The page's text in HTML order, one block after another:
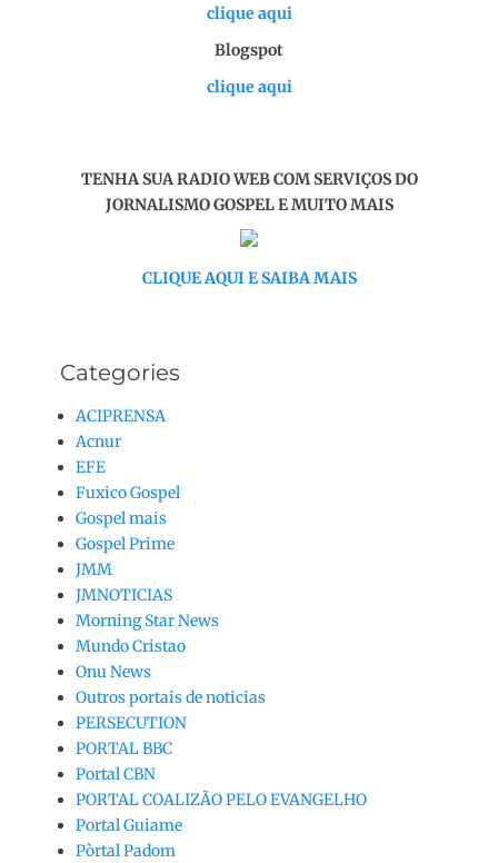
clique aqui
Blogspot
clique aqui
TENHA SUA RADIO WEB COM SERVIÇOS DO
JORNALISMO GOSPEL E MUITO MAIS
CLIQUE AQUI E SAIBA MAIS
Categories
ACIPRENSA
Acnur
EFE
Fuxico Gospel
Gospel mais
Gospel Prime
JMM
JMNOTICIAS
Morning Star News
Mundo Cristao
Onu News
Outros portais de noticias
PERSECUTION
PORTAL BBC
Portal CBN
PORTAL COALIZÃO PELO EVANGELHO
Portal Guiame
Pòrtal Padom